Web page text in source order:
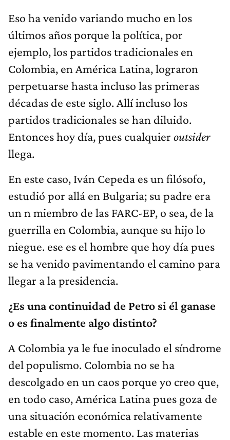
Eso ha venido variando mucho en los
últimos años porque la política, por
ejemplo, los partidos tradicionales en
Colombia, en América Latina, lograron
perpetuarse hasta incluso las primeras
décadas de este siglo. Allí incluso los
partidos tradicionales se han diluido.
Entonces hoy día, pues cualquier outsider
llega.
En este caso, Iván Cepeda es un filósofo,
estudió por allá en Bulgaria; su padre era
un n miembro de las FARC-EP, o sea, de la
guerrilla en Colombia, aunque su hijo lo
niegue. ese es el hombre que hoy día pues
se ha venido pavimentando el camino para
llegar a la presidencia.
¿Es una continuidad de Petro si él ganase
o es finalmente algo distinto?
A Colombia ya le fue inoculado el síndrome
del populismo. Colombia no se ha
descolgado en un caos porque yo creo que,
en todo caso, América Latina pues goza de
una situación económica relativamente
estable en este momento. Las materias